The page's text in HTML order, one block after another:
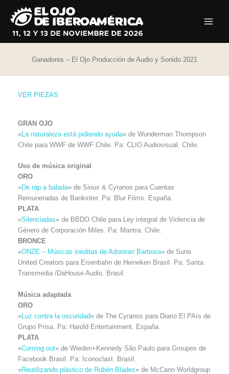
contenido
Ganadores – El Ojo Producción de Audio y Sonido 2021
VER PIEZAS
GRAN OJO
« La naturaleza está pidiendo ayuda» de Wunderman Thompson
Chile para WWF de WWF Chile. Pa: CLIO Audiovisual. Chile.
Uso de música original
ORO
«De rap a balada» de Sioux & Cyranos para Cuentas
Remuneradas de Bankinter. Pa: Blur Films. España.
PLATA
«Silenciadas» de BBDO Chile para Ley integral de Violencia de
Género de Corporación Miles. Pa: Mantra. Chile.
BRONCE
«ONZE – Músicas inéditas de Adoniran Barbosa» de Suno
United Creators para Eisenbahn de Heineken Brasil. Pa: Santa
Transmedia /DaHouse Audio. Brasil.
Música adaptada
ORO
« Luz contra la oscuridad» de The Cyranos para Diario El PAís de
Grupo Prisa. Pa: Harold Entertainment. España.
PLATA
«Coming out» de Wieden+Kennedy São Paulo para Groupes de
Facebook Brasil. Pa: Iconoclast. Brasil.
«Reutilizando plástico de Rubén Blades» de McCann Worldgroup